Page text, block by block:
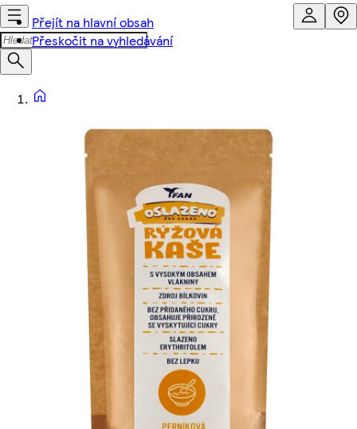
Přejít na hlavní obsah
Přeskočit na vyhledávání